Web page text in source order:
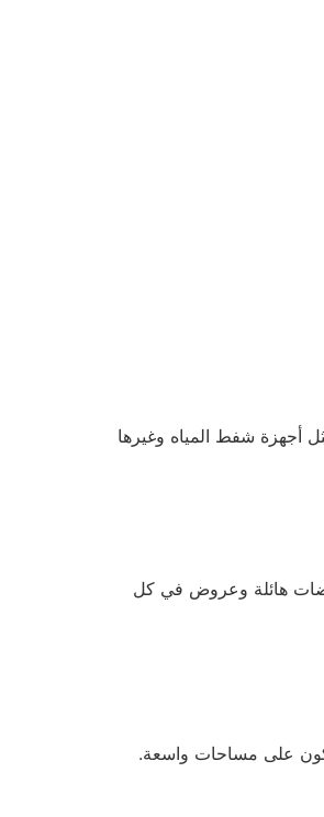
أجهزة شفط المياه وغيرها
هائلة وعروض في كل
تكون على مساحات واسعة.